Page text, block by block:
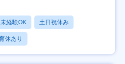
経験OK 土日祝休み
休あり